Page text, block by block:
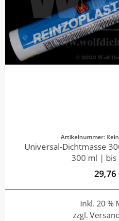
Artikelnummer:
Universal-Dichtmasse
300 ml | bis
29,76
inkl. 20 %
zzgl.